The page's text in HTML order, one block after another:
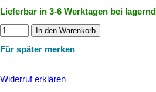
Lieferbar in 3-6 Werktagen bei
In den Warenkorb
Für später merken
Widerruf erklären